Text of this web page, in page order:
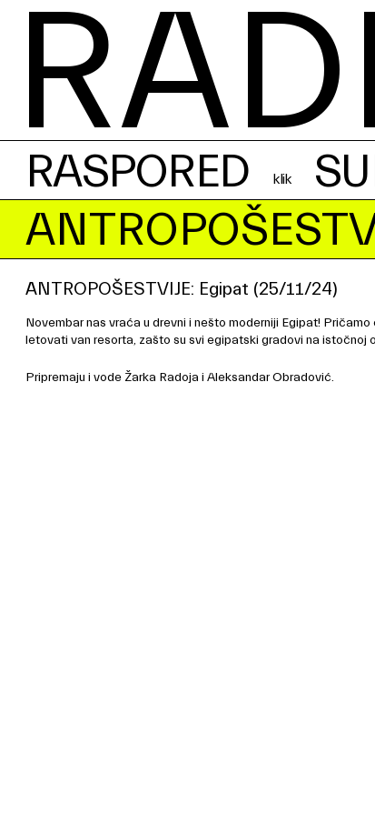
RASPORED
ANTROPOŠESTVIJE: Egipat (25/11/24)
Novembar nas vraća u drevni i nešto moderniji Egipat!
letovati van resorta, zašto su svi egipatski gradovi na istočnoj
Pripremaju i vode Žarka Radoja i Aleksandar Obradović.